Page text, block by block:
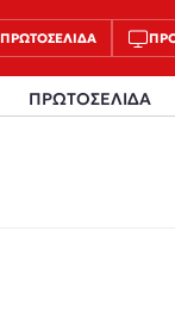
ΠΡΩΤΟΣΈΛΙΔΑ
ΠΡΩΤΟΣΕΛΙΔΑ